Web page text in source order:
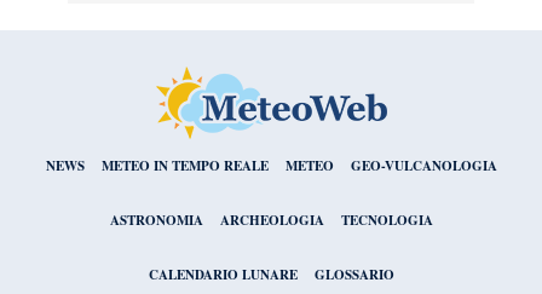
NEWS METEO IN TEMPO REALE METEO GEO-VULCANOLOGIA
ASTRONOMIA ARCHEOLOGIA TECNOLOGIA
CALENDARIO LUNARE GLOSSARIO